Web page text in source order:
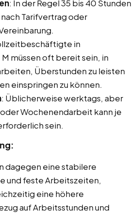
: In der Regel 35 bis 40 Stunden
Tarifvertrag oder
in
müssen oft bereit sein, in
Überstunden zu leisten
einspringen zu können.
: Üblicherweise werktags, aber
Wochenendarbeit kann je
sein.
dagegen eine stabilere
und feste Arbeitszeiten,
eine höhere
auf Arbeitsstunden und